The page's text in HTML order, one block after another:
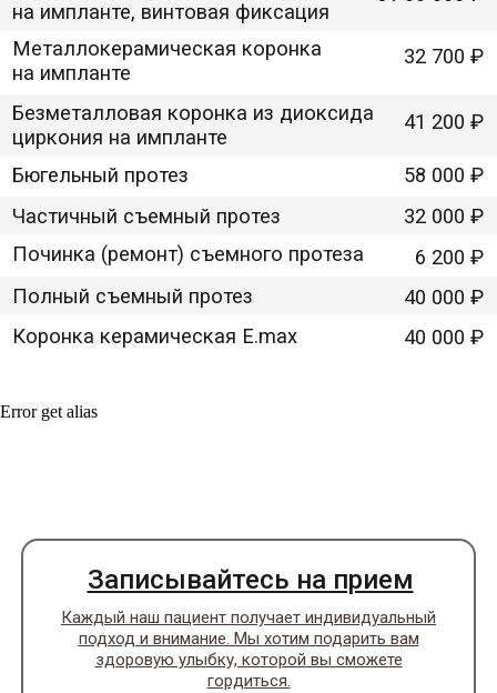
Error get alias
Записывайтесь на прием
Каждый наш пациент получает индивидуальный
подход и внимание. Мы хотим подарить вам
здоровую улыбку, которой вы сможете
гордиться.